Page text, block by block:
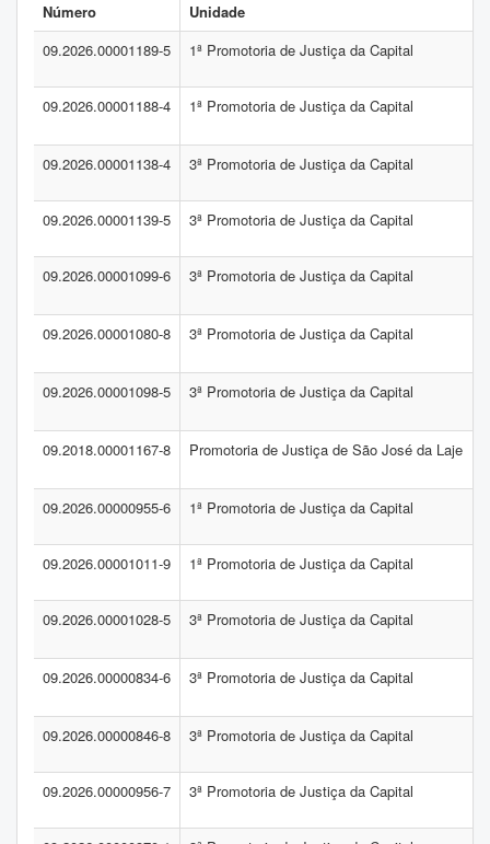
Número
Unidade
09.2026.00001189-5
1ª Promotoria de Justiça da Capital
09.2026.00001188-4 1ª Promotoria de Justiça da Capital
09.2026.00001138-4 3ª Promotoria de Justiça da Capital
09.2026.00001139-5 3ª Promotoria de Justiça da Capital
09.2026.00001099-6 3ª Promotoria de Justiça da Capital
09.2026.00001080-8 3ª Promotoria de Justiça da Capital
09.2026.00001098-5 3ª Promotoria de Justiça da Capital
09.2018.00001167-8 Promotoria de Justiça de São José da Laje
09.2026.00000955-6 1ª Promotoria de Justiça da Capital
09.2026.00001011-9 1ª Promotoria de Justiça da Capital
09.2026.00001028-5 3ª Promotoria de Justiça da Capital
09.2026.00000834-6 3ª Promotoria de Justiça da Capital
09.2026.00000846-8 3ª Promotoria de Justiça da Capital
09.2026.00000956-7 3ª Promotoria de Justiça da Capital